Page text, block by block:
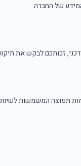
של החברה.
זכותכם לבקש את
תפוצה המשמשות